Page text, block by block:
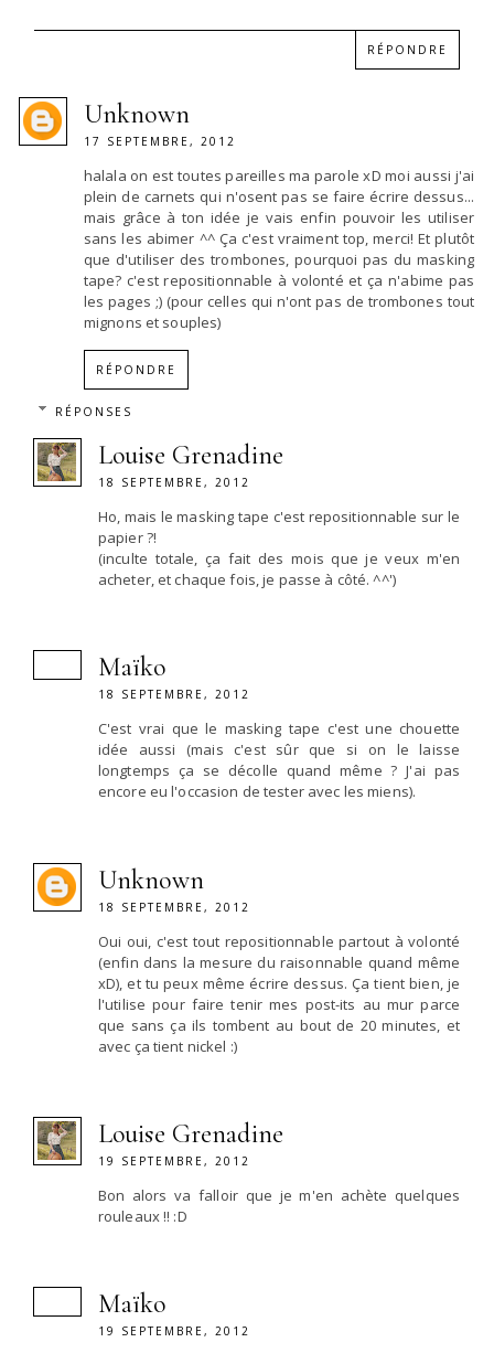
RÉPONDRE
Unknown
17 SEPTEMBRE, 2012
halala on est toutes pareilles ma parole xD moi aussi j'ai
plein de carnets qui n'osent pas se faire écrire dessus...
mais grâce à ton idée je vais enfin pouvoir les utiliser
sans les abimer ^^ Ça c'est vraiment top, merci! Et plutôt
que d'utiliser des trombones, pourquoi pas du masking
tape? c'est repositionnable à volonté et ça n'abime pas
les pages ;) (pour celles qui n'ont pas de trombones tout
mignons et souples)
RÉPONDRE
RÉPONSES
Louise Grenadine
18 SEPTEMBRE, 2012
Ho, mais le masking tape c'est repositionnable sur le
papier ?!
(inculte totale, ça fait des mois que je veux m'en
acheter, et chaque fois, je passe à côté. ^^')
Maïko
18 SEPTEMBRE, 2012
C'est vrai que le masking tape c'est une chouette
idée aussi (mais c'est sûr que si on le laisse
longtemps ça se décolle quand même ? J'ai pas
encore eu l'occasion de tester avec les miens).
Unknown
18 SEPTEMBRE, 2012
Oui oui, c'est tout repositionnable partout à volonté
(enfin dans la mesure du raisonnable quand même
xD), et tu peux même écrire dessus. Ça tient bien, je
l'utilise pour faire tenir mes post-its au mur parce
que sans ça ils tombent au bout de 20 minutes, et
avec ça tient nickel :)
Louise Grenadine
19 SEPTEMBRE, 2012
Bon alors va falloir que je m'en achète quelques
rouleaux !! :D
Maïko
19 SEPTEMBRE, 2012